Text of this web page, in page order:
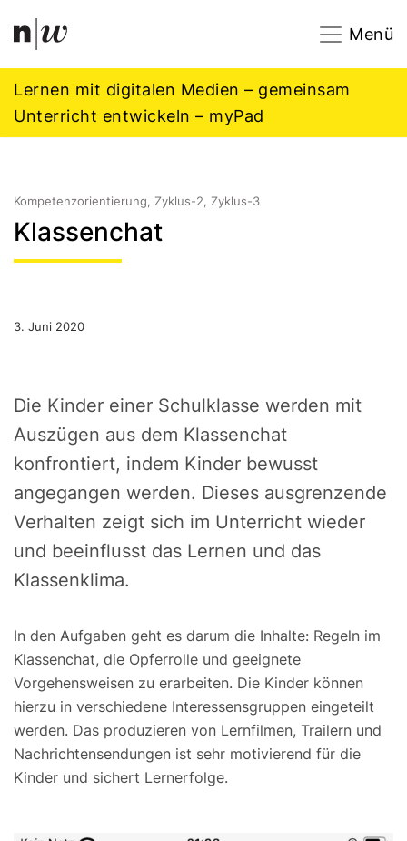
Navigation
Menü
Lernen mit digitalen Medien – gemeinsam
Unterricht entwickeln – myPad
Kompetenzorientierung, Zyklus-2, Zyklus-3
Klassenchat
3. Juni 2020
Die Kinder einer Schulklasse werden mit
Auszügen aus dem Klassenchat
konfrontiert, indem Kinder bewusst
angegangen werden. Dieses ausgrenzende
Verhalten zeigt sich im Unterricht wieder
und beeinflusst das Lernen und das
Klassenklima.
In den Aufgaben geht es darum die Inhalte: Regeln im
Klassenchat, die Opferrolle und geeignete
Vorgehensweisen zu erarbeiten. Die Kinder können
hierzu in verschiedene Interessensgruppen eingeteilt
werden. Das produzieren von Lernfilmen, Trailern und
Nachrichtensendungen ist sehr motivierend für die
Kinder und sichert Lernerfolge.
Footer